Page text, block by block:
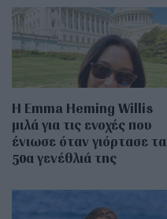
H Emma Heming Willis
μιλά για τις ενοχές που
ένιωσε όταν γιόρτασε τα
50α γενέθλιά της